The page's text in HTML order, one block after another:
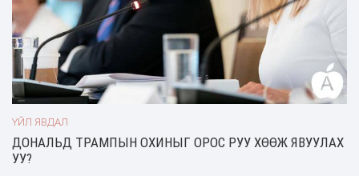
ҮЙЛ ЯВДАЛ
ДОНАЛЬД ТРАМПЫН ОХИНЫГ ОРОС РУУ ХӨӨЖ ЯВУУЛАХ
УУ?